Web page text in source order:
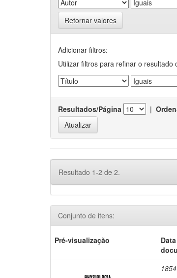
Retornar valores
Adicionar filtros:
Utilizar filtros para refinar o resultado
Resultados/Página |
Resultado 1-2 de 2.
Conjunto de itens:
Pré-visualização
1854